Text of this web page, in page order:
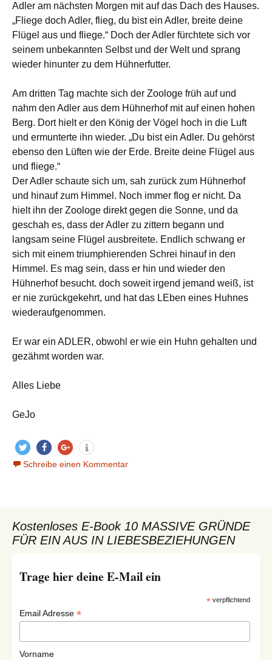
Adler am nächsten Morgen mit auf das Dach des Hauses.
„Fliege doch Adler, flieg, du bist ein Adler, breite deine
Flügel aus und fliege.“ Doch der Adler fürchtete sich vor
seinem unbekannten Selbst und der Welt und sprang
wieder hinunter zu dem Hühnerfutter.
Am dritten Tag machte sich der Zoologe früh auf und
nahm den Adler aus dem Hühnerhof mit auf einen hohen
Berg. Dort hielt er den König der Vögel hoch in die Luft
und ermunterte ihn wieder. „Du bist ein Adler. Du gehörst
ebenso den Lüften wie der Erde. Breite deine Flügel aus
und fliege.“
Der Adler schaute sich um, sah zurück zum Hühnerhof
und hinauf zum Himmel. Noch immer flog er nicht. Da
hielt ihn der Zoologe direkt gegen die Sonne, und da
geschah es, dass der Adler zu zittern begann und
langsam seine Flügel ausbreitete. Endlich schwang er
sich mit einem triumphierenden Schrei hinauf in den
Himmel. Es mag sein, dass er hin und wieder den
Hühnerhof besucht. doch soweit irgend jemand weiß, ist
er nie zurückgekehrt, und hat das LEben eines Huhnes
wiederaufgenommen.
Er war ein ADLER, obwohl er wie ein Huhn gehalten und
gezähmt worden war.
Alles Liebe
GeJo
twitt teile teile info
Schreibe einen Kommentar
Kostenloses E-Book 10 MASSIVE GRÜNDE
FÜR EIN AUS IN LIEBESBEZIEHUNGEN
Trage hier deine E-Mail ein
* verpflichtend
Email Adresse*
Vorname